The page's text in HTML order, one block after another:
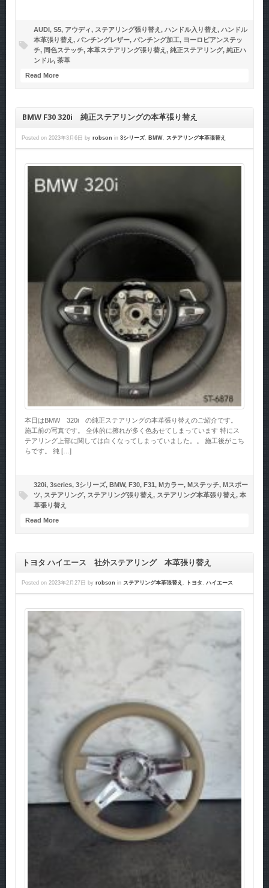
AUDI, S5, アウディ, ステアリング張り替え , ハンドル入り替え , ハンドル
本革張り替え , パンチングレザー, パンチング加工, ヨーロピアンステッ
チ, 同色ステッチ, 本革ステアリング張り替え , 純正ステアリング, 純正ハ
ンドル, 茶革
Read More
BMW F30 320i 純正ステアリングの本革張り替え
Posted on 2023年3月6日 by robson in 3シリーズ, BMW ステアリング本革張替え
本日はBMW 320i の純正ステアリングの本革張り替えのご紹介です。
施工前の写真です。 全体的に擦れが多く色あせてしまっています 特にス
テアリング上部に関しては白くなってしまっていました。。 施工後がこち
らです。 純 […]
320i, 3series, 3シリーズ, BMW, F30, F31, Mカラー, Mステッチ, Mスポー
ツ, ステアリング, ステアリング張り替え , ステアリング本革張り替え , 本
革張り替え
Read More
トヨタ ハイエース 社外ステアリング 本革張り替え
Posted on 2023年2月27日 by robson in ステアリング本革張替え , トヨタ , ハイエース